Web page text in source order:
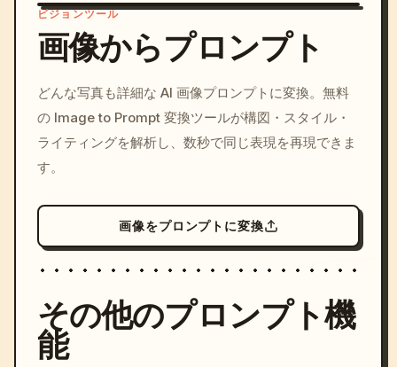
c, cyberpunk sunset, neon
colors, 8k --v 6.0
ビジョンツール
画像からプロンプト
どんな写真も詳細な AI 画像プロンプトに変換。無料
の Image to Prompt 変換ツールが構図・スタイル・
ライティングを解析し、数秒で同じ表現を再現できま
す。
画像をプロンプトに変換
その他のプロンプト機
能